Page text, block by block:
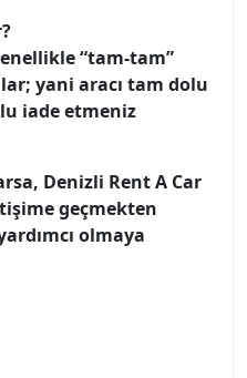
“tam-tam”
yani aracı tam dolu
iade etmeniz
Denizli Rent A Car
geçmekten
olmaya